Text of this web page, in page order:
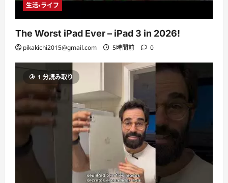
生活・ライフ
The Worst iPad Ever – iPad 3 in 2026!
pikakichi2015@gmail.com 5時間前 0
1 分読み取り